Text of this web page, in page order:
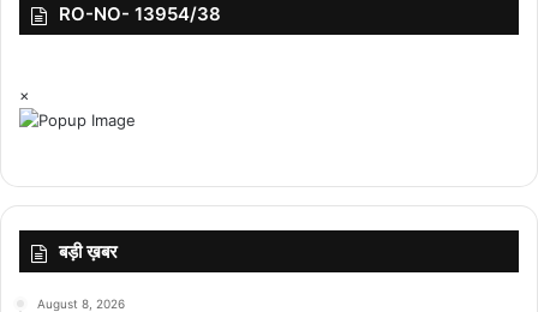
RO-NO- 13954/38
×
बड़ी ख़बर
August 8, 2026